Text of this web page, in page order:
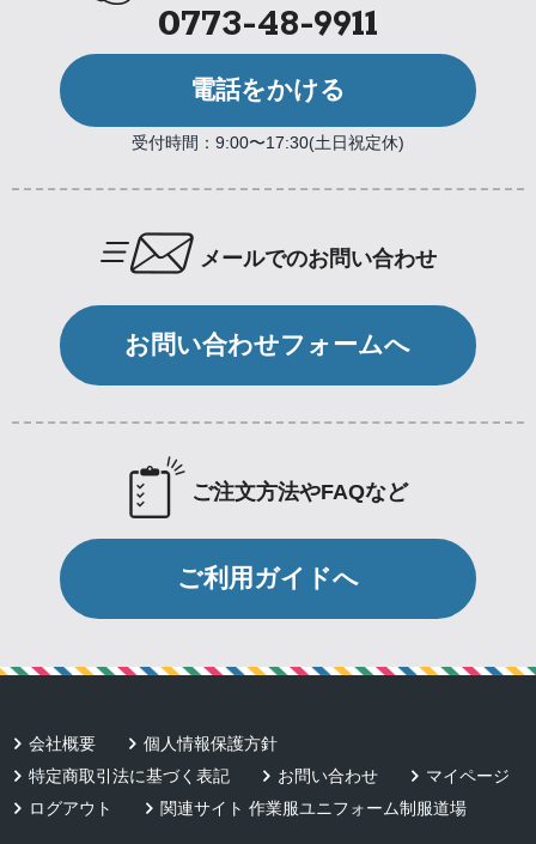
0773-48-9911
電話をかける
受付時間：9:00〜17:30(土日祝定休)
メールでのお問い合わせ
お問い合わせフォームへ
ご注文方法やFAQなど
ご利用ガイドへ
会社概要
個人情報保護方針
特定商取引法に基づく表記
お問い合わせ
マイページ
ログアウト
関連サイト 作業服ユニフォーム制服道場